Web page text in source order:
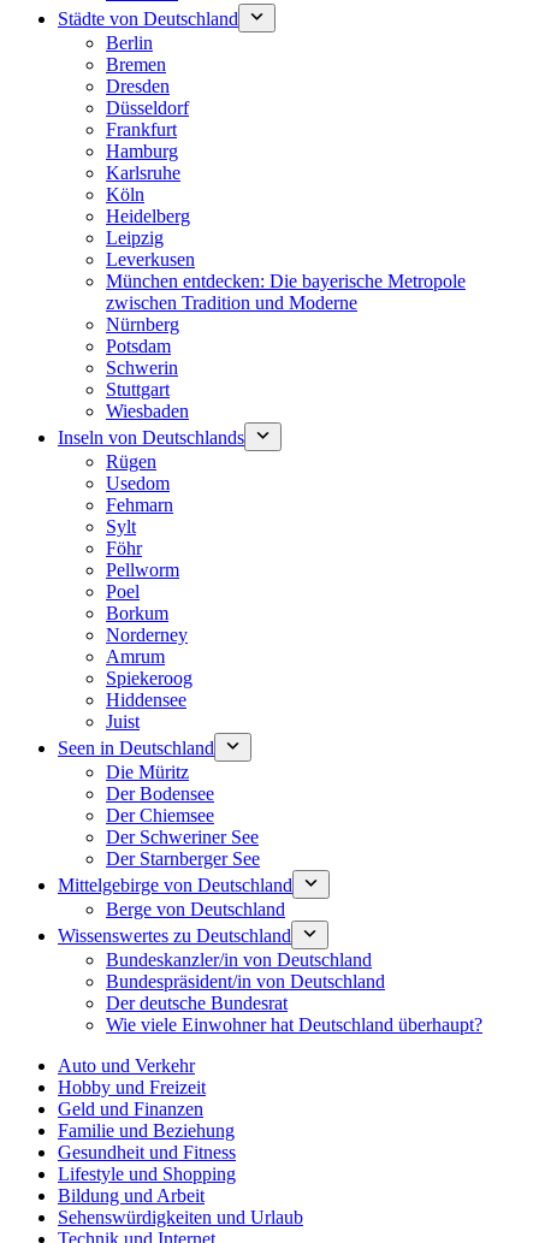
Städte von Deutschland
Berlin
Bremen
Dresden
Düsseldorf
Frankfurt
Hamburg
Karlsruhe
Köln
Heidelberg
Leipzig
Leverkusen
München entdecken: Die bayerische Metropole
zwischen Tradition und Moderne
Nürnberg
Potsdam
Schwerin
Stuttgart
Wiesbaden
Inseln von Deutschlands
Rügen
Usedom
Fehmarn
Sylt
Föhr
Pellworm
Poel
Borkum
Norderney
Amrum
Spiekeroog
Hiddensee
Juist
Seen in Deutschland
Die Müritz
Der Bodensee
Der Chiemsee
Der Schweriner See
Der Starnberger See
Mittelgebirge von Deutschland
Berge von Deutschland
Wissenswertes zu Deutschland
Bundeskanzler/in von Deutschland
Bundespräsident/in von Deutschland
Der deutsche Bundesrat
Wie viele Einwohner hat Deutschland überhaupt?
Auto und Verkehr
Hobby und Freizeit
Geld und Finanzen
Familie und Beziehung
Gesundheit und Fitness
Lifestyle und Shopping
Bildung und Arbeit
Sehenswürdigkeiten und Urlaub
Technik und Internet